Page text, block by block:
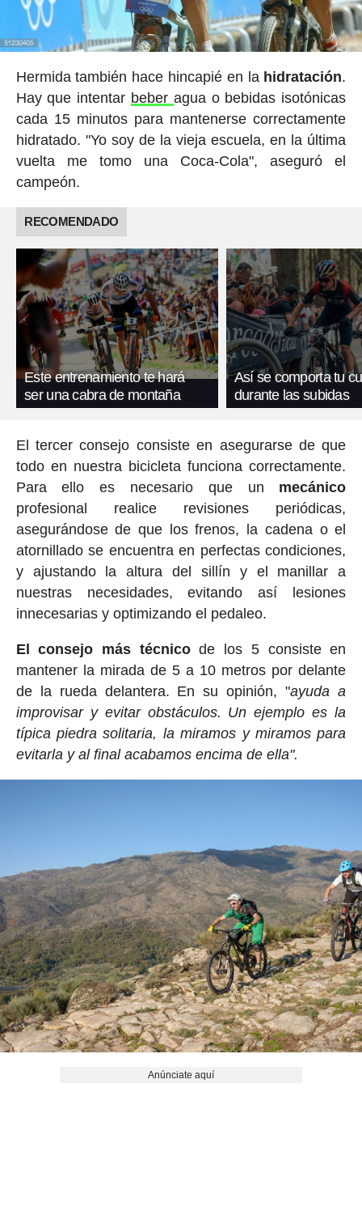
Hermida también hace hincapié en la hidratación.
Hay que intentar beber agua o bebidas isotónicas
cada 15 minutos para mantenerse correctamente
hidratado. "Yo soy de la vieja escuela, en la última
vuelta me tomo una Coca-Cola", aseguró el
campeón.
RECOMENDADO
Este entrenamiento te hará
ser una cabra de montaña
Así se comporta tu
durante las subidas
El tercer consejo consiste en asegurarse de que
todo en nuestra bicicleta funciona correctamente.
Para ello es necesario que un mecánico
profesional realice revisiones periódicas,
asegurándose de que los frenos, la cadena o el
atornillado se encuentra en perfectas condiciones,
y ajustando la altura del sillín y el manillar a
nuestras necesidades, evitando así lesiones
innecesarias y optimizando el pedaleo.
El consejo más técnicode los 5 consiste en
mantener la mirada de 5 a 10 metros por delante
de la rueda delantera. En su opinión, "ayuda a
improvisar y evitar obstáculos. Un ejemplo es la
típica piedra solitaria, la miramos y miramos para
evitarla y al final acabamos encima de ella".
Anúnciate aquí